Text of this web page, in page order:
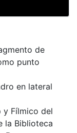
de
punto
en lateral
y Fílmico del
la Biblioteca